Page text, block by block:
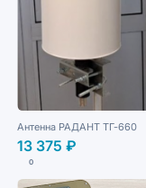
Антенна РАДАНТ ТГ-660
13 375 ₽
0